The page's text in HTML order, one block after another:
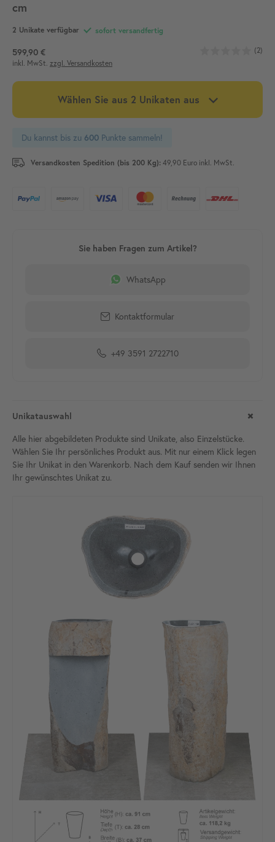
cm
2 Unikate verfügbar sofort versandfertig
599,90 €
(2)
inkl. MwSt. zzgl. Versandkosten
Wählen Sie aus 2 Unikaten aus
Du kannst bis zu 600 Punkte sammeln!
Versandkosten Spedition (bis 200 Kg): 49,90 Euro inkl. MwSt.
WhatsApp
Kontaktformular
+49 3591 2722710
Unikatauswahl
Alle hier abgebildeten Produkte sind Unikate, also Einzelstücke.
Wählen Sie Ihr persönliches Produkt aus. Mit nur einem Klick legen
Sie Ihr Unikat in den Warenkorb. Nach dem Kauf senden wir Ihnen
Ihr gewünschtes Unikat zu.